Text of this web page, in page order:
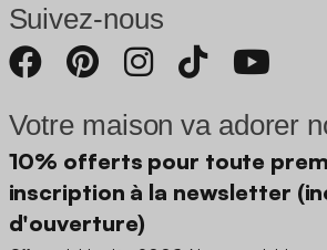
Suivez-nous
Votre maison va adorer
10% offerts pour toute
inscription à la newsletter
d'ouverture)